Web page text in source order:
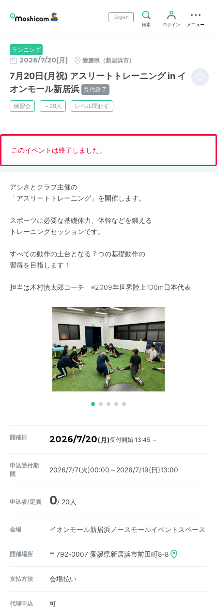
English
検索
ログイン メニュー
ランニング
2026/7/20(月) 愛媛県（新居浜市）
7月20日(月祝) アスリートトレーニング in イ
オンモール新居浜 受付終了
練習会 ～29人 レベル問わず
このイベントは終了しました。
アシさとクラブ主催の
「アスリートトレーニング」を開催します。
スポーツに必要な基礎体力、体幹などを鍛える
トレーニングセッションです。
すべての動作の土台となる７つの基礎動作の
習得を目指します！
担当は木村慎太郎コーチ ※2009年世界陸上100m日本代表
開催日 2026/7/20(月)受付開始 13:45 ～
申込受付期
間
2026/7/7(火)00:00～2026/7/19(日)13:00
申込者/定員 0/ 20人
会場 イオンモール新居浜ノースモールイベントスペース
開催場所 〒792-0007 愛媛県新居浜市前田町8-8
支払方法 会場払い
代理申込 可